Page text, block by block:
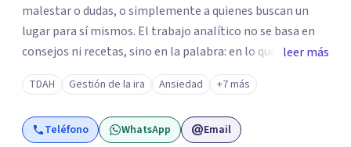
malestar o dudas, o simplemente a quienes buscan un
lugar para sí mismos. El trabajo analítico no se basa en
consejos ni recetas, sino en la palabra: en lo que cada
quien puede decir de su historia, de su deseo, de su
malestar... En el encuentro con un analista se abre la
posibilidad de pensar de otro modo eso que hasta ahora
parecía sin salida.
leer más
TDAH Gestión de la ira Ansiedad +7 más
Teléfono WhatsApp Email